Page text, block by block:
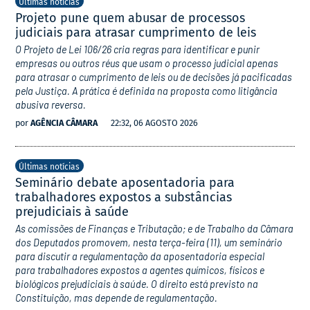
Últimas notícias
Projeto pune quem abusar de processos
judiciais para atrasar cumprimento de leis
O Projeto de Lei 106/26 cria regras para identificar e punir
empresas ou outros réus que usam o processo judicial apenas
para atrasar o cumprimento de leis ou de decisões já pacificadas
pela Justiça. A prática é definida na proposta como litigância
abusiva reversa.
por AGÊNCIA CÂMARA 22:32, 06 AGOSTO 2026
Últimas notícias
Seminário debate aposentadoria para
trabalhadores expostos a substâncias
prejudiciais à saúde
As comissões de Finanças e Tributação; e de Trabalho da Câmara
dos Deputados promovem, nesta terça-feira (11), um seminário
para discutir a regulamentação da aposentadoria especial
para trabalhadores expostos a agentes químicos, físicos e
biológicos prejudiciais à saúde. O direito está previsto na
Constituição, mas depende de regulamentação.